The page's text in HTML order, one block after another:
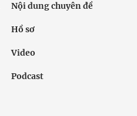
Nội dung chuyên đề
Hồ sơ
Video
Podcast